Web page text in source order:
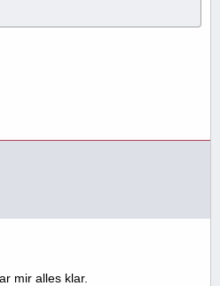
mir alles klar.